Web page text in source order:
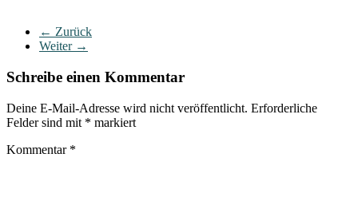
← Zurück
Weiter →
Schreibe einen Kommentar
Deine E-Mail-Adresse wird nicht veröffentlicht. Erforderliche
Felder sind mit * markiert
Kommentar *